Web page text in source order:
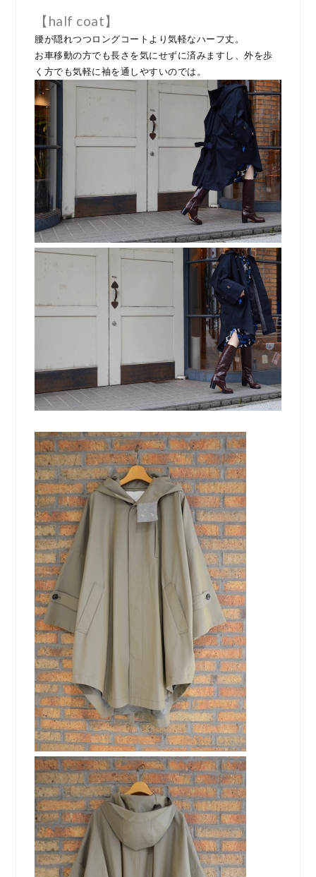
【half coat】
腰が隠れつつロングコートより気軽なハーフ丈。
お車移動の方でも長さを気にせずに済みますし、外を歩
く方でも気軽に袖を通しやすいのでは。